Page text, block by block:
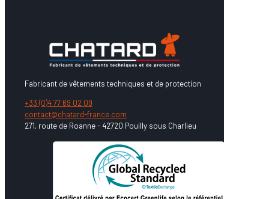
Fabricant de vêtements techniques et de protection
+33 (0)4 77 69 02 09
contact@chatard-france.com
271, route de Roanne - 42720 Pouilly sous Charlieu